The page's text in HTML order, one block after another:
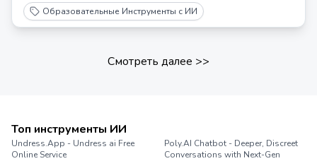
Образовательные Инструменты с ИИ
Смотреть далее >>
Топ инструменты ИИ
Undress.App - Undress ai Free
Online Service
Poly.AI Chatbot - Deeper, Discreet
Conversations with Next-Gen